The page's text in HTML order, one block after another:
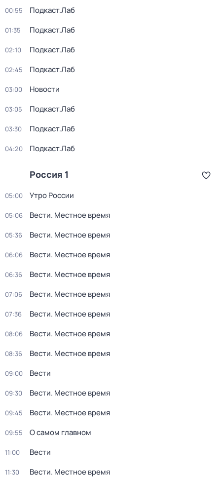
00:55 Подкаст.Лаб
01:35 Подкаст.Лаб
02:10 Подкаст.Лаб
02:45 Подкаст.Лаб
03:00 Новости
03:05 Подкаст.Лаб
03:30 Подкаст.Лаб
04:20 Подкаст.Лаб
Россия 1
05:00 Утро России
05:06 Вести. Местное время
05:36 Вести. Местное время
06:06 Вести. Местное время
06:36 Вести. Местное время
07:06 Вести. Местное время
07:36 Вести. Местное время
08:06 Вести. Местное время
08:36 Вести. Местное время
09:00 Вести
09:30 Вести. Местное время
09:45 Вести. Местное время
09:55 О самом главном
11:00 Вести
11:30 Вести. Местное время